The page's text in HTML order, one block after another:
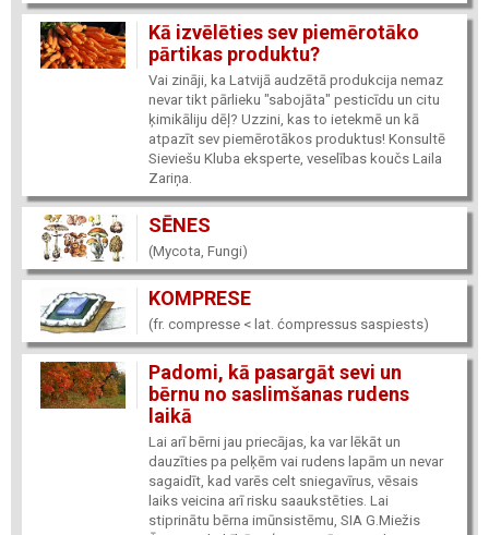
Kā izvēlēties sev piemērotāko
pārtikas produktu?
Vai zināji, ka Latvijā audzētā produkcija nemaz
nevar tikt pārlieku "sabojāta" pesticīdu un citu
ķimikāliju dēļ? Uzzini, kas to ietekmē un kā
atpazīt sev piemērotākos produktus! Konsultē
Sieviešu Kluba eksperte, veselības koučs Laila
Zariņa.
SĒNES
(Mycota, Fungi)
KOMPRESE
(fr. compresse < lat. ćompressus saspiests)
Padomi, kā pasargāt sevi un
bērnu no saslimšanas rudens
laikā
Lai arī bērni jau priecājas, ka var lēkāt un
dauzīties pa pelķēm vai rudens lapām un nevar
sagaidīt, kad varēs celt sniegavīrus, vēsais
laiks veicina arī risku saaukstēties. Lai
stiprinātu bērna imūnsistēmu, SIA G.Miežis